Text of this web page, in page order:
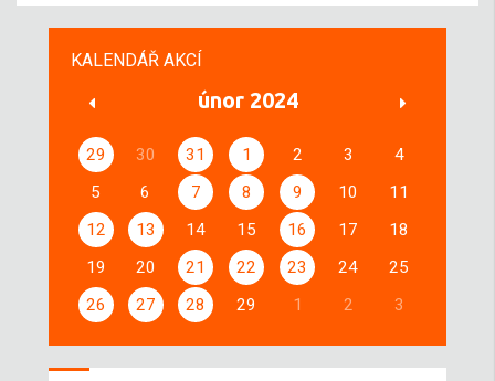
KALENDÁŘ AKCÍ
únor 2024
29 30 31 1 2 3
4
5
6 7 8 9 10
11
12
13 14 15 16 17
18
19
20 21 22 23 24
25
26
27 28 29 1 2 3